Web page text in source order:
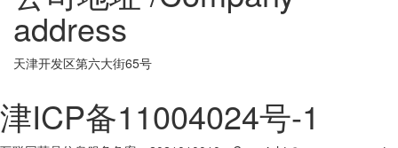
address
天津开发区第六大街65号
津ICP备11004024号-1